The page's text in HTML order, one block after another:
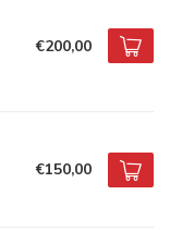
€200,00
€150,00